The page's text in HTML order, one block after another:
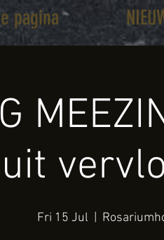
pagina
Fri 15 Jul